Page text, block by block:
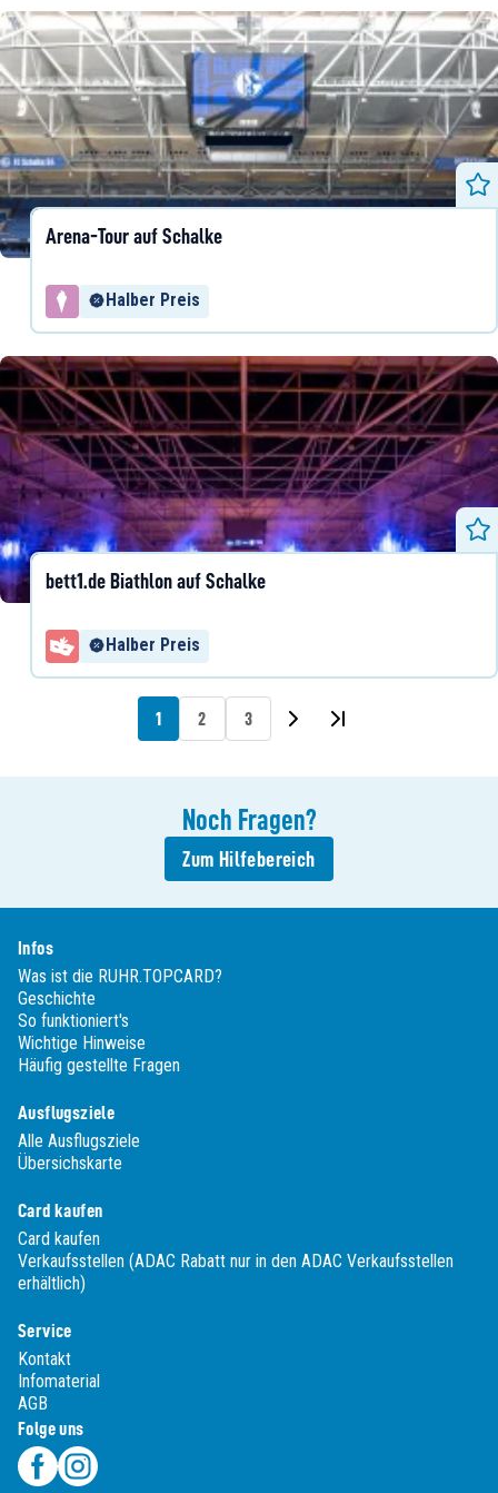
Arena-Tour auf Schalke
Halber Preis
bett1.de Biathlon auf Schalke
Halber Preis
1 2 3
Noch Fragen?
Zum Hilfebereich
Infos
Was ist die RUHR.TOPCARD?
Geschichte
So funktioniert's
Wichtige Hinweise
Häufig gestellte Fragen
Ausflugsziele
Alle Ausflugsziele
Übersichskarte
Card kaufen
Card kaufen
Verkaufsstellen (ADAC Rabatt nur in den ADAC Verkaufsstellen
erhältlich)
Service
Kontakt
Infomaterial
AGB
Folge uns